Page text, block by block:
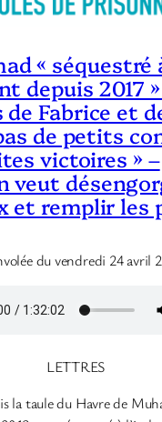
« séquestré
depuis 2017
de Fabrice et
de petits
victoires » –
veut
et remplir les
du vendredi 24 avril
LETTRES
la taule du Havre de